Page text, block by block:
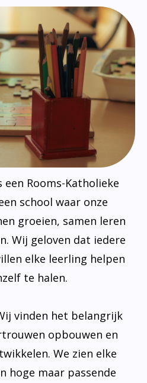
een Rooms-Katholieke
school waar onze
groeien, samen leren
Wij geloven dat iedere
elke leerling helpen
te halen.
vinden het belangrijk
opbouwen en
We zien elke
hoge maar passende